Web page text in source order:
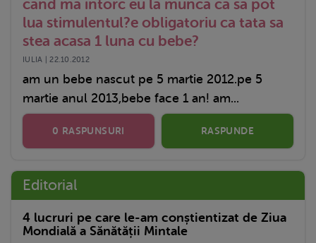
cand ma intorc eu la munca ca sa pot
lua stimulentul?e obligatoriu ca tata sa
stea acasa 1 luna cu bebe?
IULIA | 22.10.2012
am un bebe nascut pe 5 martie 2012.pe 5
martie anul 2013,bebe face 1 an! am...
0 RASPUNSURI RASPUNDE
Editorial
4 lucruri pe care le-am conștientizat de Ziua
Mondială a Sănătății Mintale